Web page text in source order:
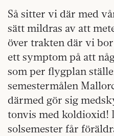
Så sitter vi där med
sätt mildras av att
över trakten där vi
ett symptom på att
som per flygplan
semestermålen
därmed gör sig
tonvis med koldioxid!
solsemester får